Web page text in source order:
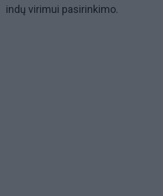
indų virimui pasirinkimo.